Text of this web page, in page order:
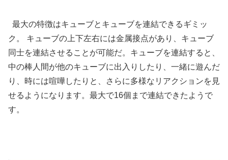
最大の特徴はキューブとキューブを連結できるギミッ
ク。 キューブの上下左右には金属接点があり、キューブ
同士を連結させることが可能だ。キューブを連結すると、
中の棒人間が他のキューブに出入りしたり、一緒に遊んだ
り、時には喧嘩したりと、さらに多様なリアクションを見
せるようになります。最大で16個まで連結できたようで
す。